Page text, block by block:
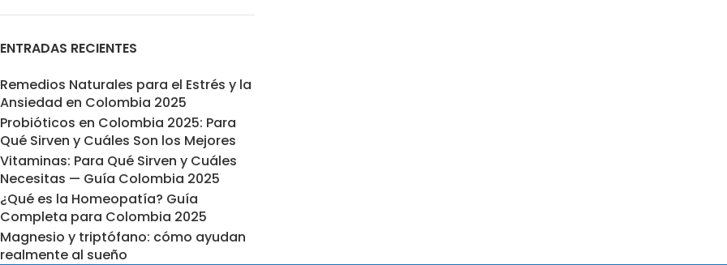
ENTRADAS RECIENTES
Remedios Naturales para el Estrés y la
Ansiedad en Colombia 2025
Probióticos en Colombia 2025: Para
Qué Sirven y Cuáles Son los Mejores
Vitaminas: Para Qué Sirven y Cuáles
Necesitas — Guía Colombia 2025
¿Qué es la Homeopatía? Guía
Completa para Colombia 2025
Magnesio y triptófano: cómo ayudan
realmente al sueño